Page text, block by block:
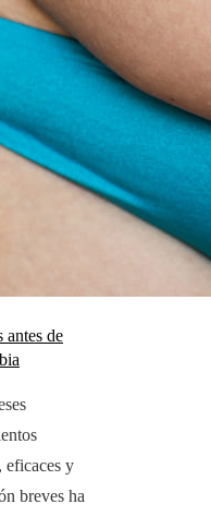
antes de
eficaces y
breves ha